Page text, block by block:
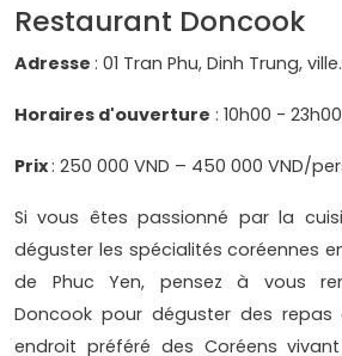
Restaurant Doncook
Adresse : 01 Tran Phu, Dinh Trung,
Horaires d'ouverture : 10h00 -
Prix: 250 000 VND – 450 000 VND/
Si vous êtes passionné par la
déguster les spécialités coréennes
de Phuc Yen, pensez à vous
Doncook pour déguster des repas
endroit préféré des Coréens